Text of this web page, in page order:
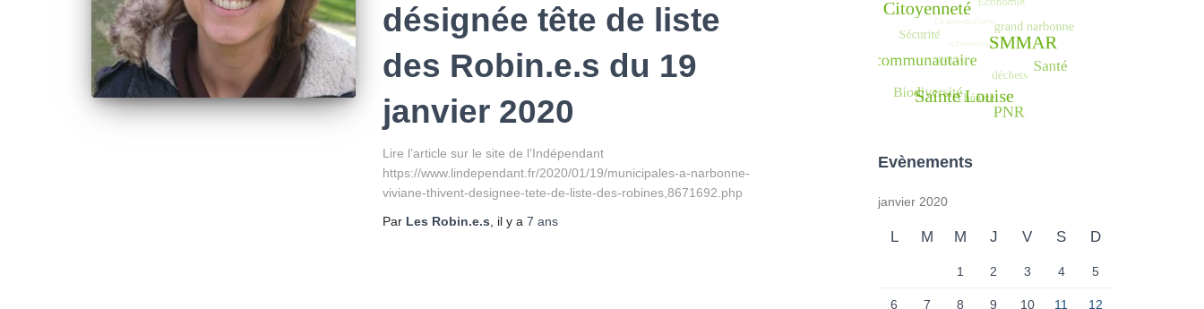
désignée tête de liste
des Robin.e.s du 19
janvier 2020
Lire l’article sur le site de l’Indépendant
https://www.lindependant.fr/2020/01/19/municipales-a-narbonne-
viviane-thivent-designee-tete-de-liste-des-robines,8671692.php
Par Les Robin.e.s , il y a 7 ans
Evènements
janvier 2020
L M M J V S D
1 2 3 4 5
6 7 8 9 10 11 12